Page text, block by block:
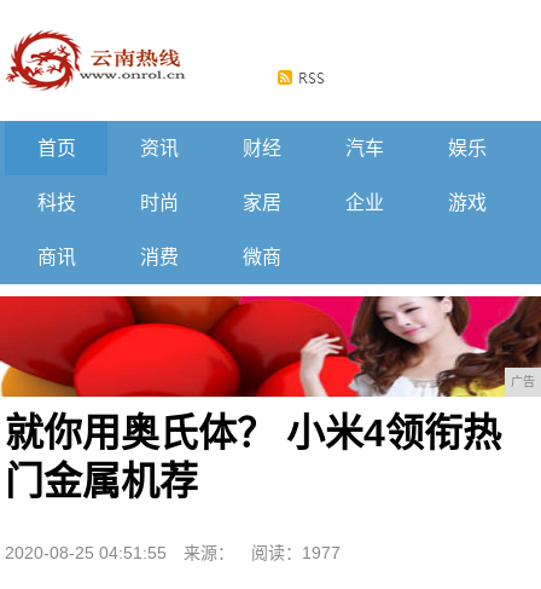
首页 资讯 财经 汽车 娱乐
科技 时尚 家居 企业 游戏
商讯 消费 微商
广告
就你用奥氏体？ 小米4领衔热
门金属机荐
2020-08-25 04:51:55 来源： 阅读：1977